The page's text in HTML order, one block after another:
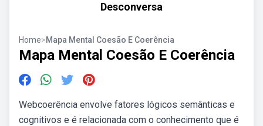
Desconversa
Home>Mapa Mental Coesão E Coerência
Mapa Mental Coesão E Coerência
Webcoerência envolve fatores lógicos semânticas e
cognitivos e é relacionada com o conhecimento que é